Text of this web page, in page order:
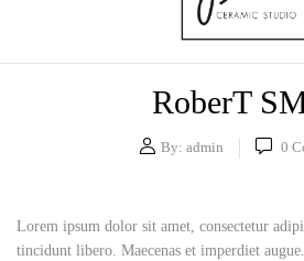
RoberT
By: admin 0
Lorem ipsum dolor sit amet, consectetur
tincidunt libero. Maecenas et imperdiet